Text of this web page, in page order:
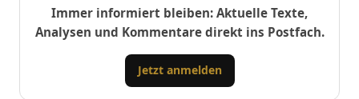
Immer informiert bleiben: Aktuelle Texte,
Analysen und Kommentare direkt ins Postfach.
Jetzt anmelden